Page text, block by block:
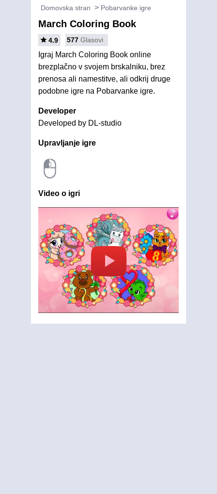
Domovska stran Pobarvanke igre
March Coloring Book
4.9 577 Glasovi
Igraj March Coloring Book online
brezplačno v svojem brskalniku, brez
prenosa ali namestitve, ali odkrij druge
podobne igre na Pobarvanke igre.
Developer
Developed by DL-studio
Upravljanje igre
Video o igri